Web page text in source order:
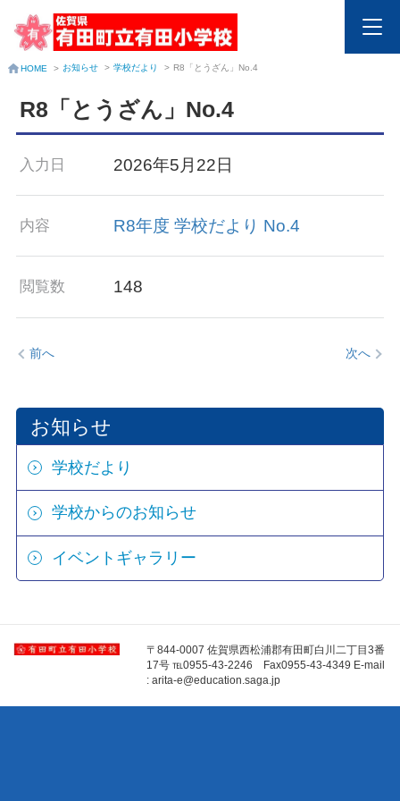
HOME > お知らせ > 学校だより > R8「とうざん」No.4
R8「とうざん」No.4
入力日 2026年5月22日
内容 R8年度 学校だより No.4
閲覧数 148
前へ 次へ
お知らせ
学校だより
学校からのお知らせ
イベントギャラリー
〒844-0007 佐賀県西松浦郡有田町白川二丁目3番
17号 ℡0955-43-2246 Fax0955-43-4349 E-mail
: arita-e@education.saga.jp